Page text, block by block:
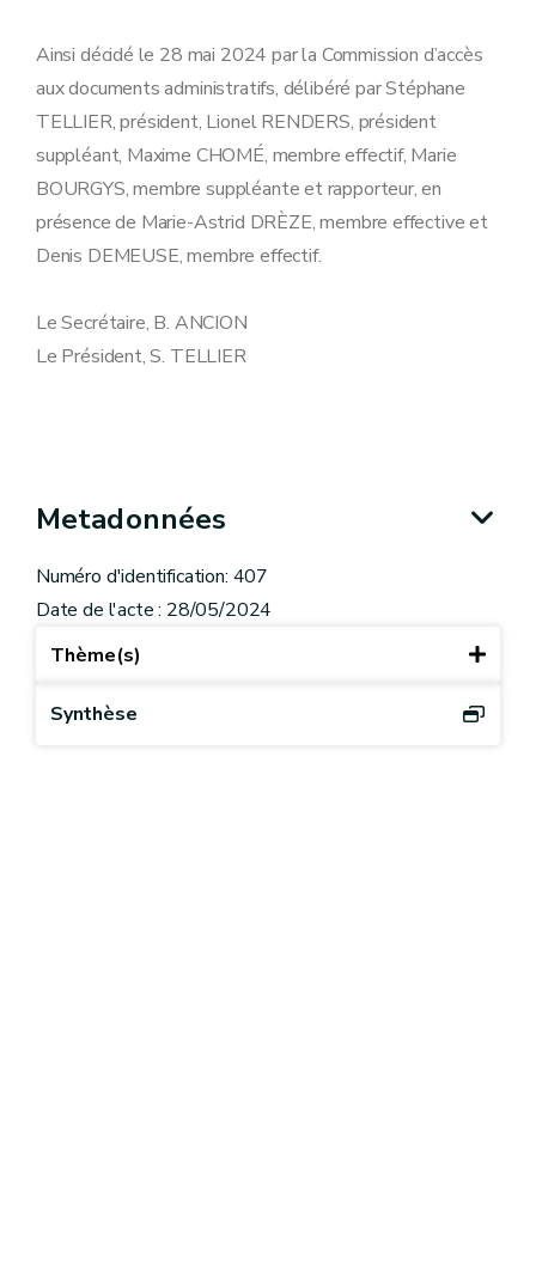
Ainsi décidé le 28 mai 2024 par la Commission d’accès
aux documents administratifs, délibéré par Stéphane
TELLIER, président, Lionel RENDERS, président
suppléant, Maxime CHOMÉ, membre effectif, Marie
BOURGYS, membre suppléante et rapporteur, en
présence de Marie-Astrid DRÈZE, membre effective et
Denis DEMEUSE, membre effectif.
Le Secrétaire, B. ANCION
Le Président, S. TELLIER
Metadonnées
Numéro d'identification: 407
Date de l'acte : 28/05/2024
Thème(s)
Synthèse